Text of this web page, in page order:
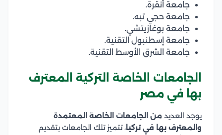
جامعة أنقرة.
جامعة حجي تبه.
جامعة بوغازيتشي.
جامعة إسطنبول التقنية.
جامعة الشرق الأوسط التقنية.
الجامعات الخاصة التركية المعترف
بها في مصر
يوجد العديد من الجامعات الخاصة المعتمدة
والمعترف بها في تركيا، تتميز تلك الجامعات بتقديم